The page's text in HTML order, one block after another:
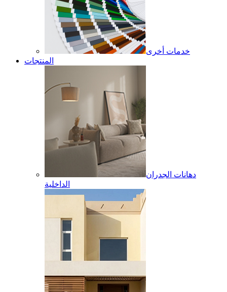
خدمات أخرى
المنتجات
دهانات الجدران
الداخلية